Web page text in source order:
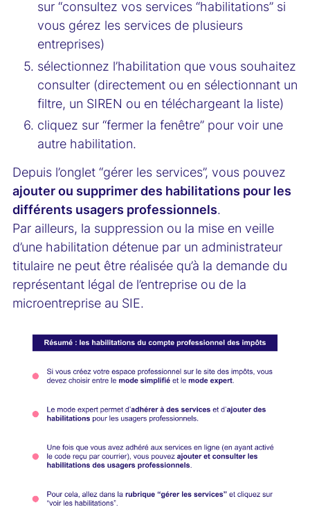
sur “consultez vos services “habilitations” si
vous gérez les services de plusieurs
entreprises)
sélectionnez l’habilitation que vous souhaitez
consulter (directement ou en sélectionnant un
filtre, un SIREN ou en téléchargeant la liste)
cliquez sur “fermer la fenêtre” pour voir une
autre habilitation.
Depuis l’onglet “gérer les services”, vous pouvez
ajouter ou supprimer des habilitations pour les
différents usagers professionnels.
Par ailleurs, la suppression ou la mise en veille
d’une habilitation détenue par un administrateur
titulaire ne peut être réalisée qu’à la demande du
représentant légal de l’entreprise ou de la
microentreprise au SIE.